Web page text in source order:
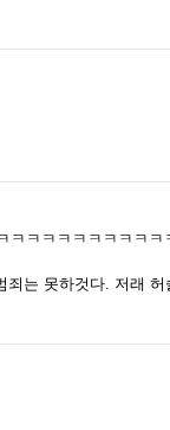
ㅋㅋㅋㅋㅋㅋㅋㅋㅋㅋ
죄는 못하것다. 저래 허